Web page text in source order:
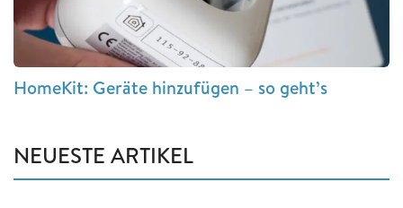
HomeKit: Geräte hinzufügen – so geht’s
NEUESTE ARTIKEL